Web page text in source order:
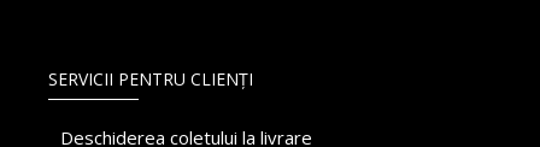
SERVICII PENTRU CLIENȚI
Deschiderea coletului la livrare